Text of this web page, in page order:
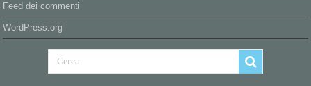
Feed dei commenti
WordPress.org